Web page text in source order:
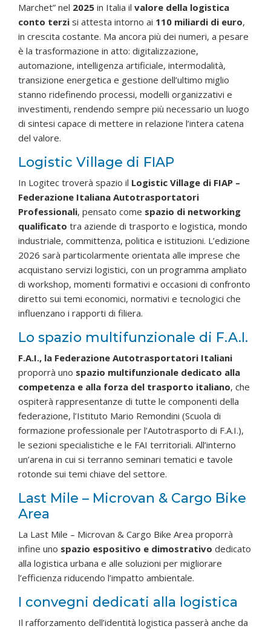
Marchet” nel 2025 in Italia il valore della logistica
conto terzi si attesta intorno ai 110 miliardi di euro,
in crescita costante. Ma ancora più dei numeri, a pesare
è la trasformazione in atto: digitalizzazione,
automazione, intelligenza artificiale, intermodalità,
transizione energetica e gestione dell’ultimo miglio
stanno ridefinendo processi, modelli organizzativi e
investimenti, rendendo sempre più necessario un luogo
di sintesi capace di mettere in relazione l’intera catena
del valore.
Logistic Village di FIAP
In Logitec troverà spazio il Logistic Village di FIAP –
Federazione Italiana Autotrasportatori
Professionali, pensato come spazio di networking
qualificato tra aziende di trasporto e logistica, mondo
industriale, committenza, politica e istituzioni. L’edizione
2026 sarà particolarmente orientata alle imprese che
acquistano servizi logistici, con un programma ampliato
di workshop, momenti formativi e occasioni di confronto
diretto sui temi economici, normativi e tecnologici che
influenzano i rapporti di filiera.
Lo spazio multifunzionale di F.A.I.
F.A.I., la Federazione Autotrasportatori Italiani
proporrà uno spazio multifunzionale dedicato alla
competenza e alla forza del trasporto italiano, che
ospiterà rappresentanze di tutte le componenti della
federazione, l’Istituto Mario Remondini (Scuola di
formazione professionale per l’Autotrasporto di F.A.I.),
le sezioni specialistiche e le FAI territoriali. All’interno
un’arena in cui si terranno seminari tematici e tavole
rotonde sui temi chiave del settore.
Last Mile – Microvan & Cargo Bike
Area
La Last Mile – Microvan & Cargo Bike Area proporrà
infine uno spazio espositivo e dimostrativo dedicato
alla logistica urbana e alle soluzioni per migliorare
l’efficienza riducendo l’impatto ambientale.
I convegni dedicati alla logistica
Il rafforzamento dell’identità logistica passerà anche da